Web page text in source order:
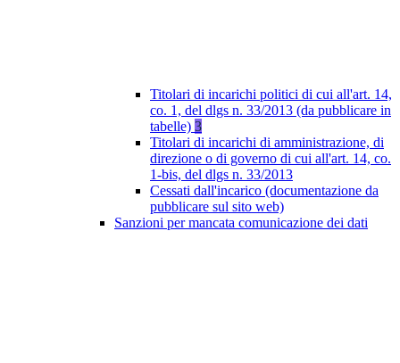
Titolari di incarichi politici di cui all'art. 14,
co. 1, del dlgs n. 33/2013 (da pubblicare in
tabelle) 3
Titolari di incarichi di amministrazione, di
direzione o di governo di cui all'art. 14, co.
1-bis, del dlgs n. 33/2013
Cessati dall'incarico (documentazione da
pubblicare sul sito web)
Sanzioni per mancata comunicazione dei dati